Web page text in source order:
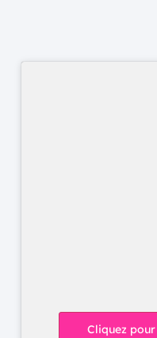
Cliquez